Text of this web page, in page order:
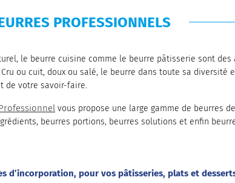
PROFESSIONNELS
le beurre cuisine comme le beurre pâtisserie sont
ou cuit, doux ou salé, le beurre dans toute sa
de votre savoir-faire.
vous propose une large gamme de beurres
beurres portions, beurres solutions et enfin
d’incorporation, pour vos pâtisseries, plats et